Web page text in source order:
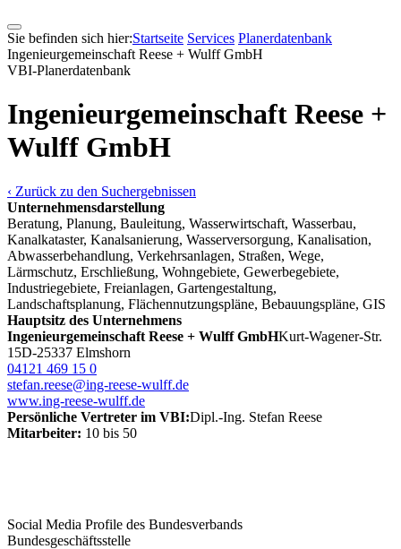
Sie befinden sich hier:Startseite Services Pla­ner­daten­bank
Ingenieurgemeinschaft Reese + Wulff GmbH
VBI-Pla­ner­daten­bank
Ingenieurgemeinschaft Reese +
Wulff GmbH
‹ Zurück zu den Suchergebnissen
Unternehmensdarstellung
Beratung, Planung, Bauleitung, Wasserwirtschaft, Wasserbau,
Kanalkataster, Kanalsanierung, Wasserversorgung, Kanalisation,
Abwasserbehandlung, Verkehrsanlagen, Straßen, Wege,
Lärmschutz, Erschließung, Wohngebiete, Gewerbegebiete,
Industriegebiete, Freianlagen, Gartengestaltung,
Landschaftsplanung, Flächennutzungspläne, Bebauungspläne, GIS
Hauptsitz des Unternehmens
Ingenieurgemeinschaft Reese + Wulff GmbHKurt-Wagener-Str.
15D-25337 Elmshorn
04121 469 15 0
stefan.reese@ing-reese-wulff.de
www.ing-reese-wulff.de
Persönliche Vertreter im VBI:Dipl.-Ing. Stefan Reese
Mitarbeiter: 10 bis 50
Social Media Profile des Bundesverbands
Bundesgeschäftsstelle